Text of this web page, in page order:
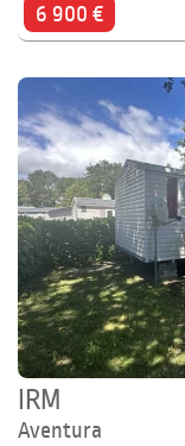
6 900 €
IRM
Aventura